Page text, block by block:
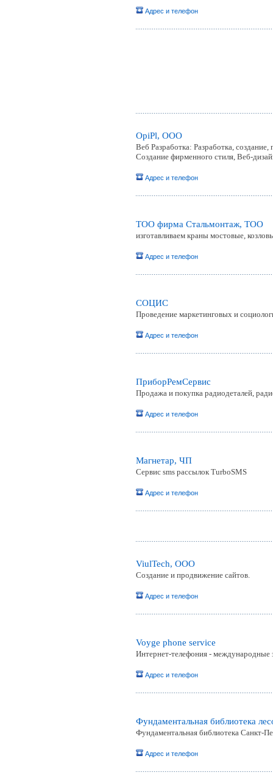
Адрес и телефон
OpiPl, ООО
Веб Разработка: Разработка,
Создание фирменного стиля, Веб-
Адрес и телефон
ТОО фирма Стальмонтаж, ТОО
изготавливаем краны мостовые,
Адрес и телефон
СОЦИС
Проведение маркетинговых и
Адрес и телефон
ПриборРемСервис
Продажа и покупка радиодеталей,
Адрес и телефон
Магнетар, ЧП
Сервис sms рассылок TurboSMS
Адрес и телефон
ViulTech, ООО
Создание и продвижение сайтов.
Адрес и телефон
Voyge phone service
Интернет-телефония - международные
Адрес и телефон
Фундаментальная библиотека
Фундаментальная библиотека Санкт-
Адрес и телефон